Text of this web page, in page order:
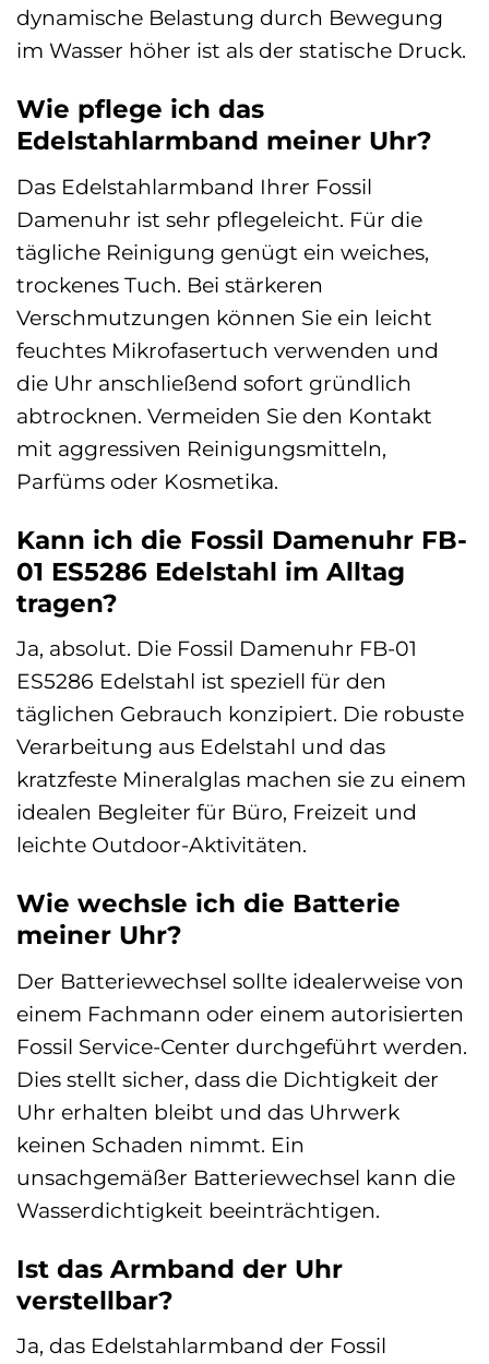
dynamische Belastung durch Bewegung
im Wasser höher ist als der statische Druck.
Wie pflege ich das
Edelstahlarmband meiner Uhr?
Das Edelstahlarmband Ihrer Fossil
Damenuhr ist sehr pflegeleicht. Für die
tägliche Reinigung genügt ein weiches,
trockenes Tuch. Bei stärkeren
Verschmutzungen können Sie ein leicht
feuchtes Mikrofasertuch verwenden und
die Uhr anschließend sofort gründlich
abtrocknen. Vermeiden Sie den Kontakt
mit aggressiven Reinigungsmitteln,
Parfüms oder Kosmetika.
Kann ich die Fossil Damenuhr FB-
01 ES5286 Edelstahl im Alltag
tragen?
Ja, absolut. Die Fossil Damenuhr FB-01
ES5286 Edelstahl ist speziell für den
täglichen Gebrauch konzipiert. Die robuste
Verarbeitung aus Edelstahl und das
kratzfeste Mineralglas machen sie zu einem
idealen Begleiter für Büro, Freizeit und
leichte Outdoor-Aktivitäten.
Wie wechsle ich die Batterie
meiner Uhr?
Der Batteriewechsel sollte idealerweise von
einem Fachmann oder einem autorisierten
Fossil Service-Center durchgeführt werden.
Dies stellt sicher, dass die Dichtigkeit der
Uhr erhalten bleibt und das Uhrwerk
keinen Schaden nimmt. Ein
unsachgemäßer Batteriewechsel kann die
Wasserdichtigkeit beeinträchtigen.
Ist das Armband der Uhr
verstellbar?
Ja, das Edelstahlarmband der Fossil